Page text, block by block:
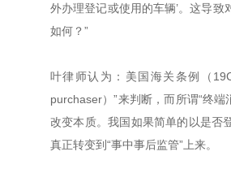
外办理登记或使用的车辆’。这导
如何？”
叶律师认为：美国海关条例（
purchaser）”来判断，而所谓“终
改变本质。我国如果简单的以是否
真正转变到“事中事后监管”上来。